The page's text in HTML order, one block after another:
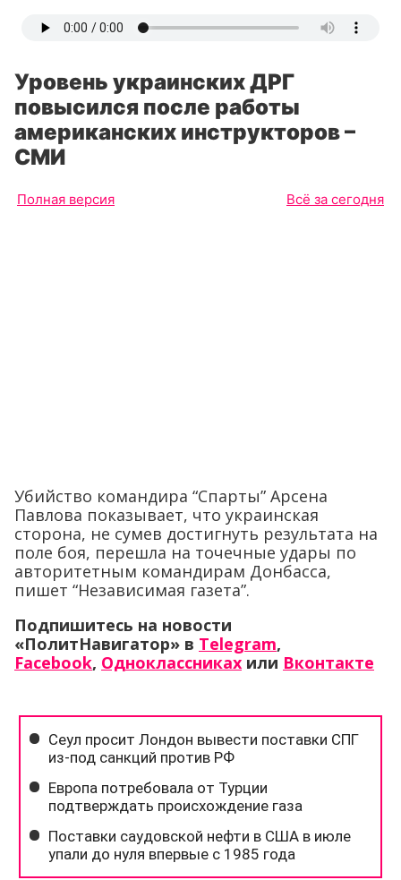
Уровень украинских ДРГ
повысился после работы
американских инструкторов –
СМИ
Полная версия Всё за сегодня
Убийство командира “Спарты” Арсена
Павлова показывает, что украинская
сторона, не сумев достигнуть результата на
поле боя, перешла на точечные удары по
авторитетным командирам Донбасса,
пишет “Независимая газета”.
Подпишитесь на новости
«ПолитНавигатор» в Telegram,
Facebook, Одноклассниках или Вконтакте